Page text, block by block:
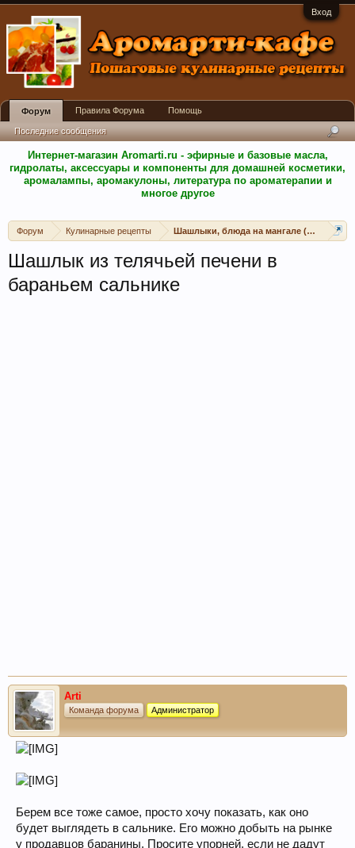
Вход
Интернет-магазин Aromarti.ru - эфирные и базовые масла,
гидролаты, аксессуары и компоненты для домашней косметики,
аромалампы, аромакулоны, литература по ароматерапии и
многое другое
Форум Кулинарные рецепты Шашлыки, блюда на мангале (открытом
Шашлык из телячьей печени в
бараньем сальнике
Arti
Команда форума Администратор
Берем все тоже самое, просто хочу показать, как оно
будет выглядеть в сальнике. Его можно добыть на рынке
у продавцов баранины. Просите упорней, если не дадут
Форум
Последние сообщения
Правила Форума Помощь